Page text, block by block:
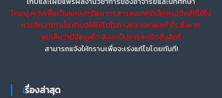
โดยมุ่งหวังเพื่อเป็นแหล่งทรัพยากรสารสนเทศอิเล็กทรอนิกส์ที่ใช้ใน
การศึกษาเท่านั้น ห้ามมิให้ใช้ไปในทางแสวงหาผลกำไร ซึ่งหาก
พบเห็นว่ามีข้อมูลใด อันจะเป็นการละเมิดลิขสิทธิ์
สามารถแจ้งให้ทราบเพื่อจะเร่งแก้ไขโดยทันที!
เรื่องล่าสุด